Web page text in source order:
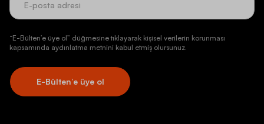
“E-Bülten’e üye ol” düğmesine tıklayarak kişisel verilerin korunması
kapsamında aydınlatma metnini kabul etmiş olursunuz.
E-Bülten’e üye ol